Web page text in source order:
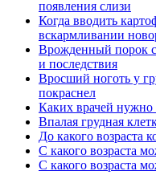
появления слизи
Когда вводить
вскармливании
Врожденный порок
и последствия
Вросший ноготь у
покраснел
Каких врачей нужно
Впалая грудная
До какого возраста
С какого возраста
С какого возраста